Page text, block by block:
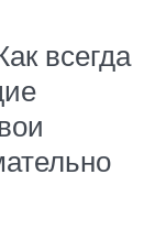
всегда